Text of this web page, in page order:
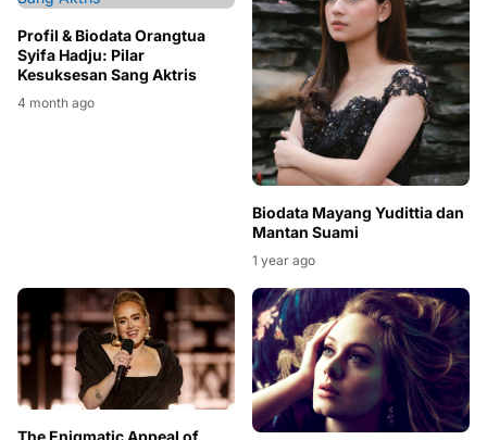
Profil & Biodata Orangtua
Syifa Hadju: Pilar
Kesuksesan Sang Aktris
4 month ago
Biodata Mayang Yudittia dan
Mantan Suami
1 year ago